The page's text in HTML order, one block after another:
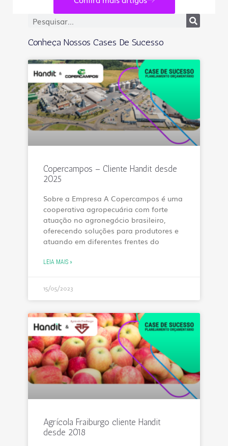
Conheça Nossos Cases De Sucesso
Copercampos – Cliente Handit desde
2025
Sobre a Empresa A Copercampos é uma
cooperativa agropecuária com forte
atuação no agronegócio brasileiro,
oferecendo soluções para produtores e
atuando em diferentes frentes do
LEIA MAIS »
15/05/2023
Agrícola Fraiburgo cliente Handit
desde 2018